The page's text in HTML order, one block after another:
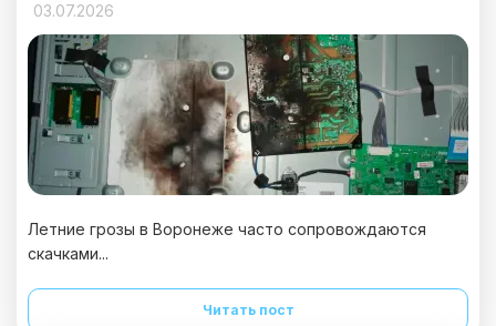
03.07.2026
Летние грозы в Воронеже часто сопровождаются
скачками...
Читать пост